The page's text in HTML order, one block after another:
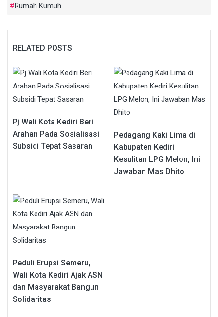
Rumah Kumuh
RELATED POSTS
Pj Wali Kota Kediri Beri
Arahan Pada Sosialisasi
Subsidi Tepat Sasaran
Pedagang Kaki Lima di
Kabupaten Kediri
Kesulitan LPG Melon, Ini
Jawaban Mas Dhito
Peduli Erupsi Semeru,
Wali Kota Kediri Ajak ASN
dan Masyarakat Bangun
Solidaritas